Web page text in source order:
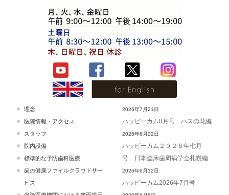
理念
医院情報・アクセス
スタッフ
院内設備
標準的な予防歯科医療
歯の健康ファイルクラウドサー
ビス
2026年7月21日
ハッピーカム8月号 ハスの花編
2026年6月22日
ハッピーカム２０２６年七月
号 日本臨床歯周病学会札幌編
2026年6月12日
ハッピーカム2026年7月号